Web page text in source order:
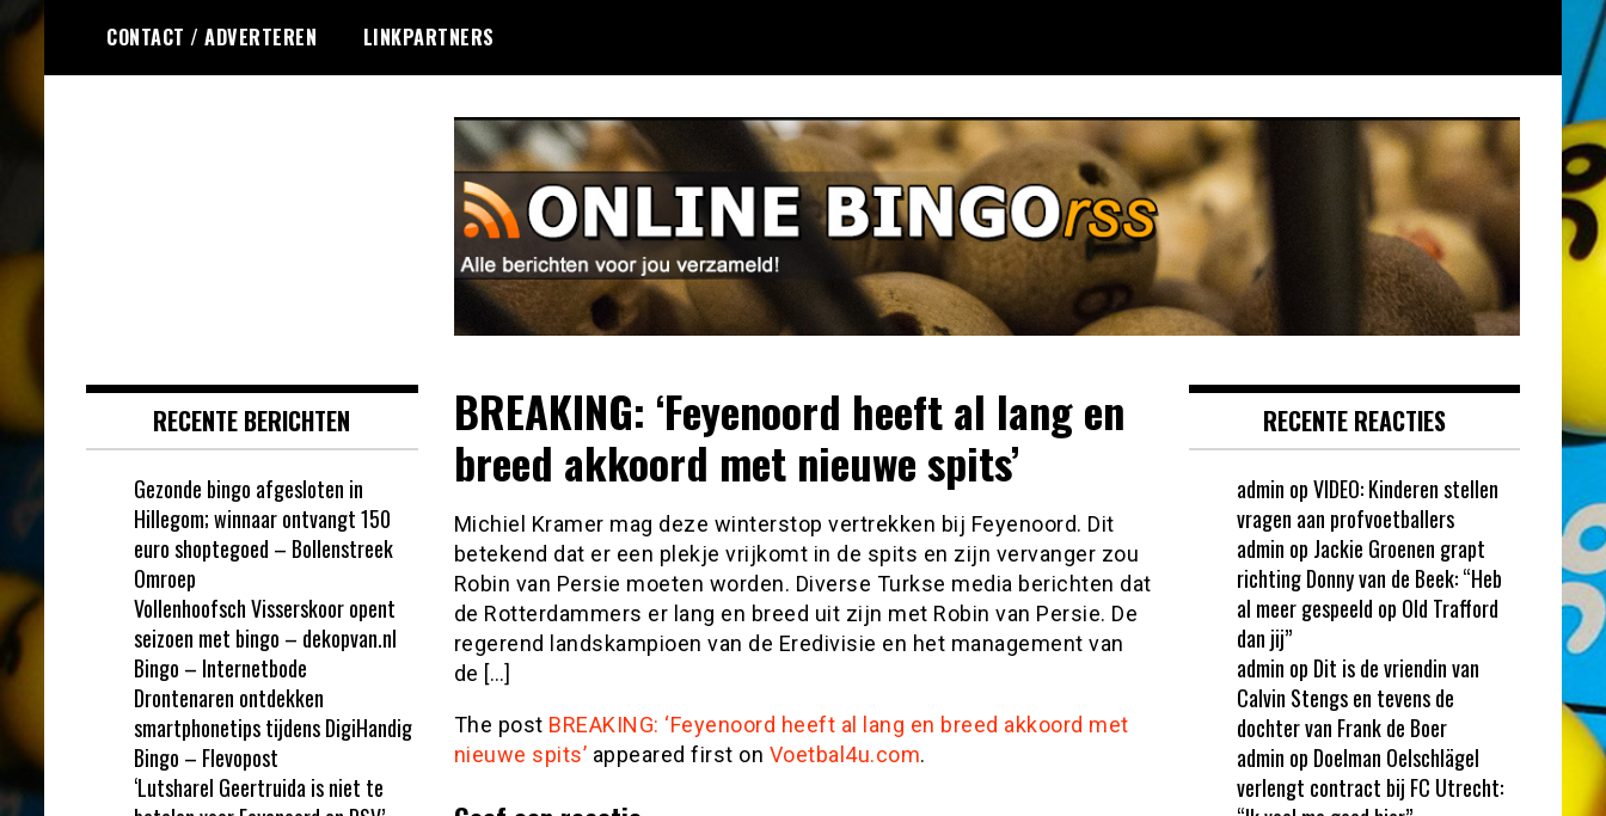
Ga
de
CONTACT / ADVERTEREN LINKPARTNERS
BREAKING: ‘Feyenoord heeft al lang en
breed akkoord met nieuwe spits’
Michiel Kramer mag deze winterstop vertrekken bij Feyenoord. Dit
betekend dat er een plekje vrijkomt in de spits en zijn vervanger zou
Robin van Persie moeten worden. Diverse Turkse media berichten dat
de Rotterdammers er lang en breed uit zijn met Robin van Persie. De
regerend landskampioen van de Eredivisie en het management van
de […]
The post BREAKING: ‘Feyenoord heeft al lang en breed akkoord met
nieuwe spits’ appeared first on Voetbal4u.com.
RECENTE BERICHTEN
Gezonde bingo afgesloten in
Hillegom; winnaar ontvangt 150
euro shoptegoed – Bollenstreek
Omroep
Vollenhoofsch Visserskoor opent
seizoen met bingo – dekopvan.nl
Bingo – Internetbode
Drontenaren ontdekken
smartphonetips tijdens DigiHandig
Bingo – Flevopost
‘Lutsharel Geertruida is niet te
RECENTE REACTIES
admin opVIDEO: Kinderen stellen
vragen aan profvoetballers
admin op Jackie Groenen grapt
richting Donny van de Beek: “Heb
al meer gespeeld op Old Trafford
dan jij”
admin op Dit is de vriendin van
Calvin Stengs en tevens de
dochter van Frank de Boer
admin op Doelman Oelschlägel
verlengt contract bij FC Utrecht: